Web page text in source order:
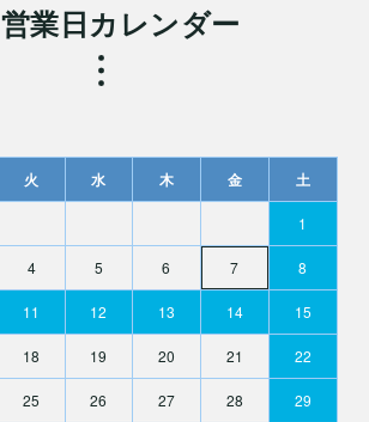
営業日カレンダー
火 水 木 金 土
1
4 5 6 7 8
11 12 13 14 15
18 19 20 21 22
25 26 27 28 29